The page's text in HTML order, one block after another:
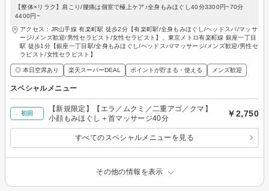
【整体×リラク】肩こり/腰痛は個室で極上ケア♪全身もみほぐし40分3300円~70分
4400円~
アクセス：JR山手線 有楽町駅 徒歩2分【有楽町駅/全身もみほぐし/ヘッドスパ/マッサ
ージ/メンズ歓迎/男性セラピスト/女性セラピスト】、東京メトロ有楽町線 銀座一丁目
駅 徒歩1分【銀座一丁目駅/全身もみほぐし/ヘッドスパ/マッサージ/メンズ歓迎/男性セ
ラピスト/女性セラピスト】
◎ 本日空席あり 楽天スーパーDEAL ポイントが貯まる・使える メンズ歓迎
スペシャルメニュー
初回
【新規限定】【エラ／ムクミ／二重アゴ／クマ】
小顔もみほぐし＋首マッサージ40分
￥2,750
すべてのスペシャルメニューを見る
その他の情報を表示